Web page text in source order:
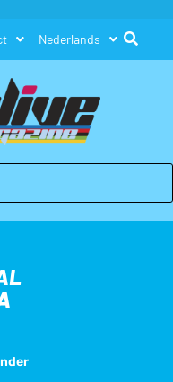
Nederlands